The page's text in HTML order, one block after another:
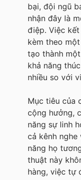
bại, đội ngũ
nhận đây là
điệp. Việc
kèm theo
tạo thành
khả năng
nhiều so với
Mục tiêu của
cộng hưởng,
năng sự linh
cả kênh
năng họ
thuật này
hàng, việc tự